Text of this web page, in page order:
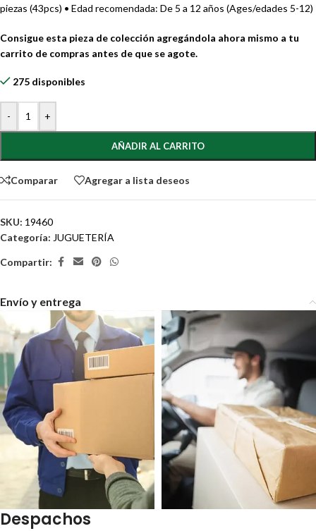
piezas (43pcs) • Edad recomendada: De 5 a 12 años (Ages/edades 5-12)
Consigue esta pieza de colección agregándola ahora mismo a tu
carrito de compras antes de que se agote.
275 disponibles
- +
AÑADIR AL CARRITO
Comparar Agregar a lista deseos
SKU: 19460
Categoría: JUGUETERÍA
Compartir:
Envío y entrega
Despachos